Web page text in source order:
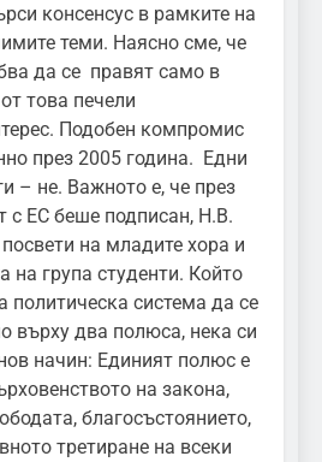
консенсус в рамките на
теми. Наясно сме, че
да се правят само в
това печели
Подобен компромис
през 2005 година. Едни
– не. Важното е, че през
с ЕС беше подписан, Н.В.
на младите хора и
на група студенти. Който
политическа система да се
върху два полюса, нека си
начин: Единият полюс е
на закона,
благосъстоянието,
третиране на всеки